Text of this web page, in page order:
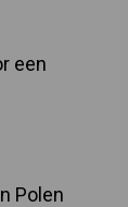
een
Polen